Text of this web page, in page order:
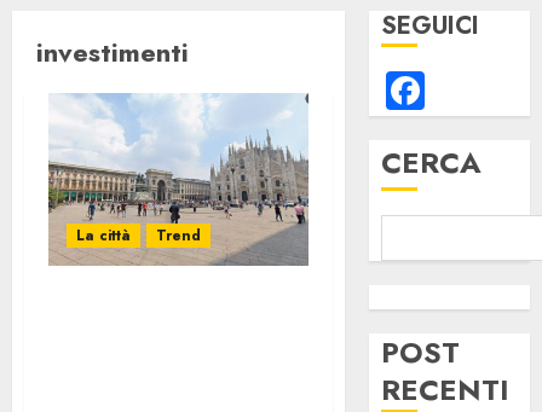
investimenti
La città Trend
SEGUICI
CERCA
POST
RECENTI